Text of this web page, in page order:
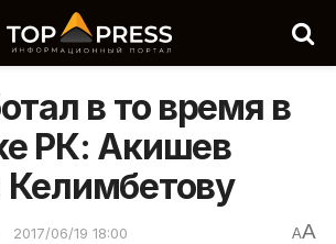
в то время в
РК: Акишев
Келимбетову
2017/06/19 18:00 AA